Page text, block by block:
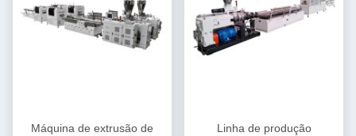
Máquina de extrusão de
Linha de produção